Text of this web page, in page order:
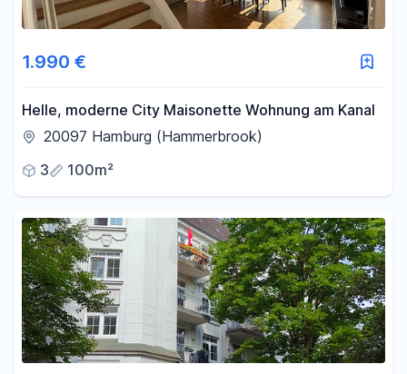
1.990 €
Helle, moderne City Maisonette Wohnung am Kanal
20097 Hamburg (Hammerbrook)
3
100m²